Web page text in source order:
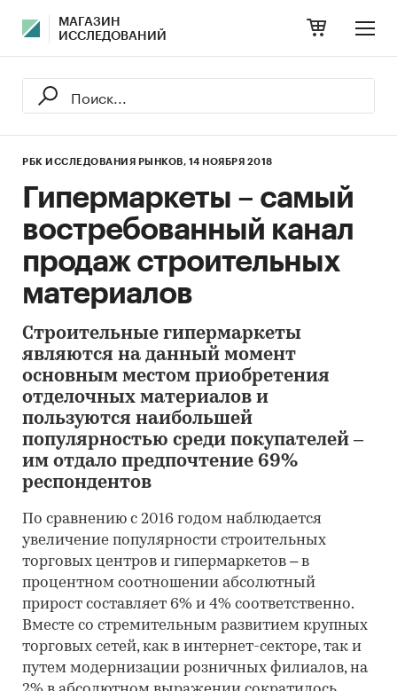
МАГАЗИН
ИССЛЕДОВАНИЙ
РБК ИССЛЕДОВАНИЯ РЫНКОВ, 14 НОЯБРЯ 2018
Гипермаркеты – самый
востребованный канал
продаж строительных
материалов
Строительные гипермаркеты
являются на данный момент
основным местом приобретения
отделочных материалов и
пользуются наибольшей
популярностью среди покупателей –
им отдало предпочтение 69%
респондентов
По сравнению с 2016 годом наблюдается
увеличение популярности строительных
торговых центров и гипермаркетов – в
процентном соотношении абсолютный
прирост составляет 6% и 4% соответственно.
Вместе со стремительным развитием крупных
торговых сетей, как в интернет-секторе, так и
путем модернизации розничных филиалов, на